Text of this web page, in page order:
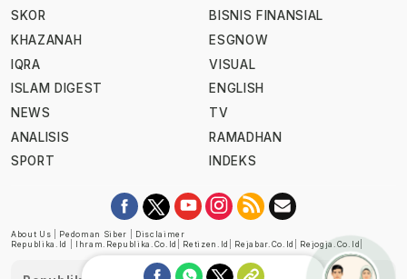
SKOR
KHAZANAH
IQRA
ISLAM DIGEST
NEWS
ANALISIS
SPORT
BISNIS FINANSIAL
ESGNOW
VISUAL
ENGLISH
TV
RAMADHAN
INDEKS
About Us Pedoman Siber
Disclaimer
Republika.id
Ihram.republika.co.id Retizen.id Rejabar.co.id Rejogja.co.id